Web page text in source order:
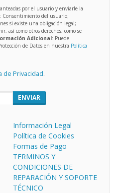
por el usuario y enviarle la
: Consentimiento del usuario;
si existe una obligación legal;
así como otros derechos, como se
Adicional: Puede
de Datos en nuestra Política
de Privacidad.
ENVIAR
Información Legal
Política de Cookies
Formas de Pago
TERMINOS Y
CONDICIONES DE
REPARACIÓN Y SOPORTE
TÉCNICO